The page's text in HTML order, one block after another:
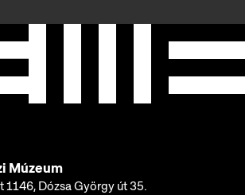
Múzeum
1146, Dózsa György út 35.